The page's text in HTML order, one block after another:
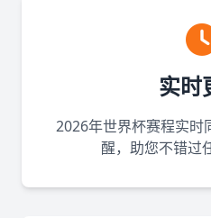
实时
2026年世界杯赛程实时
醒，助您不错过